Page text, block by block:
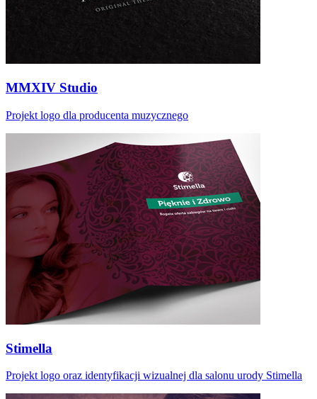
MMXIV Studio
Projekt logo dla producenta muzycznego
Stimella
Projekt logo oraz identyfikacji wizualnej dla salonu urody Stimella